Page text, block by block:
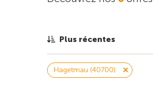
Plus récentes
Hagetmau (40700)